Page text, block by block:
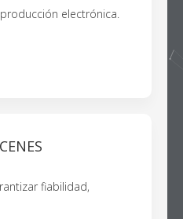
electrónica.
fiabilidad,